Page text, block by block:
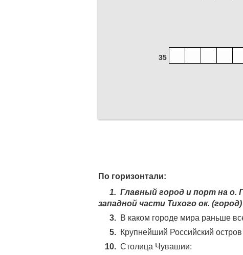
35
По горизонтали:
1. Главный город и порт на о.
западной части Тихого ок. (город)
3. В каком городе мира раньше
5. Крупнейший Российский
10. Столица Чувашии: